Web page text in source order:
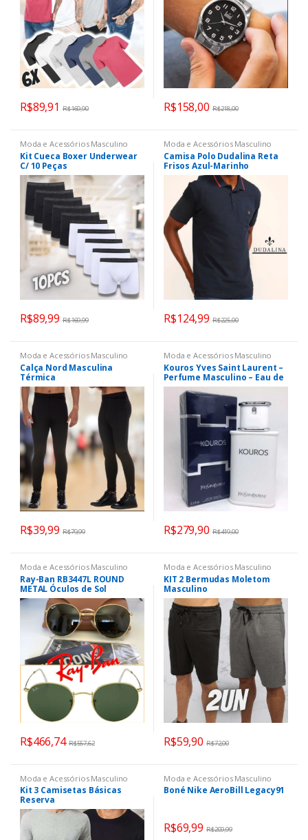
R$89,91 R$169,90 R$158,00 R$218,00
Moda e Acessórios Masculino
Kit Cueca Boxer Underwear
C/ 10 Peças
R$89,99 R$169,99
Moda e Acessórios Masculino
Camisa Polo Dudalina Reta
Frisos Azul-Marinho
R$124,99 R$225,00
Moda e Acessórios Masculino
Calça Nord Masculina
Térmica
R$39,99 R$79,99
Moda e Acessórios Masculino
Kouros Yves Saint Laurent –
Perfume Masculino – Eau de
Toilette 100ml
R$279,90 R$419,00
Moda e Acessórios Masculino
Ray-Ban RB3447L ROUND
METAL Óculos de Sol
Masculino Ouro
R$466,74 R$557,62
Moda e Acessórios Masculino
KIT 2 Bermudas Moletom
Masculino
R$59,90 R$72,00
Moda e Acessórios Masculino
Kit 3 Camisetas Básicas
Reserva
Moda e Acessórios Masculino
Boné Nike AeroBill Legacy91
R$69,99 R$209,99